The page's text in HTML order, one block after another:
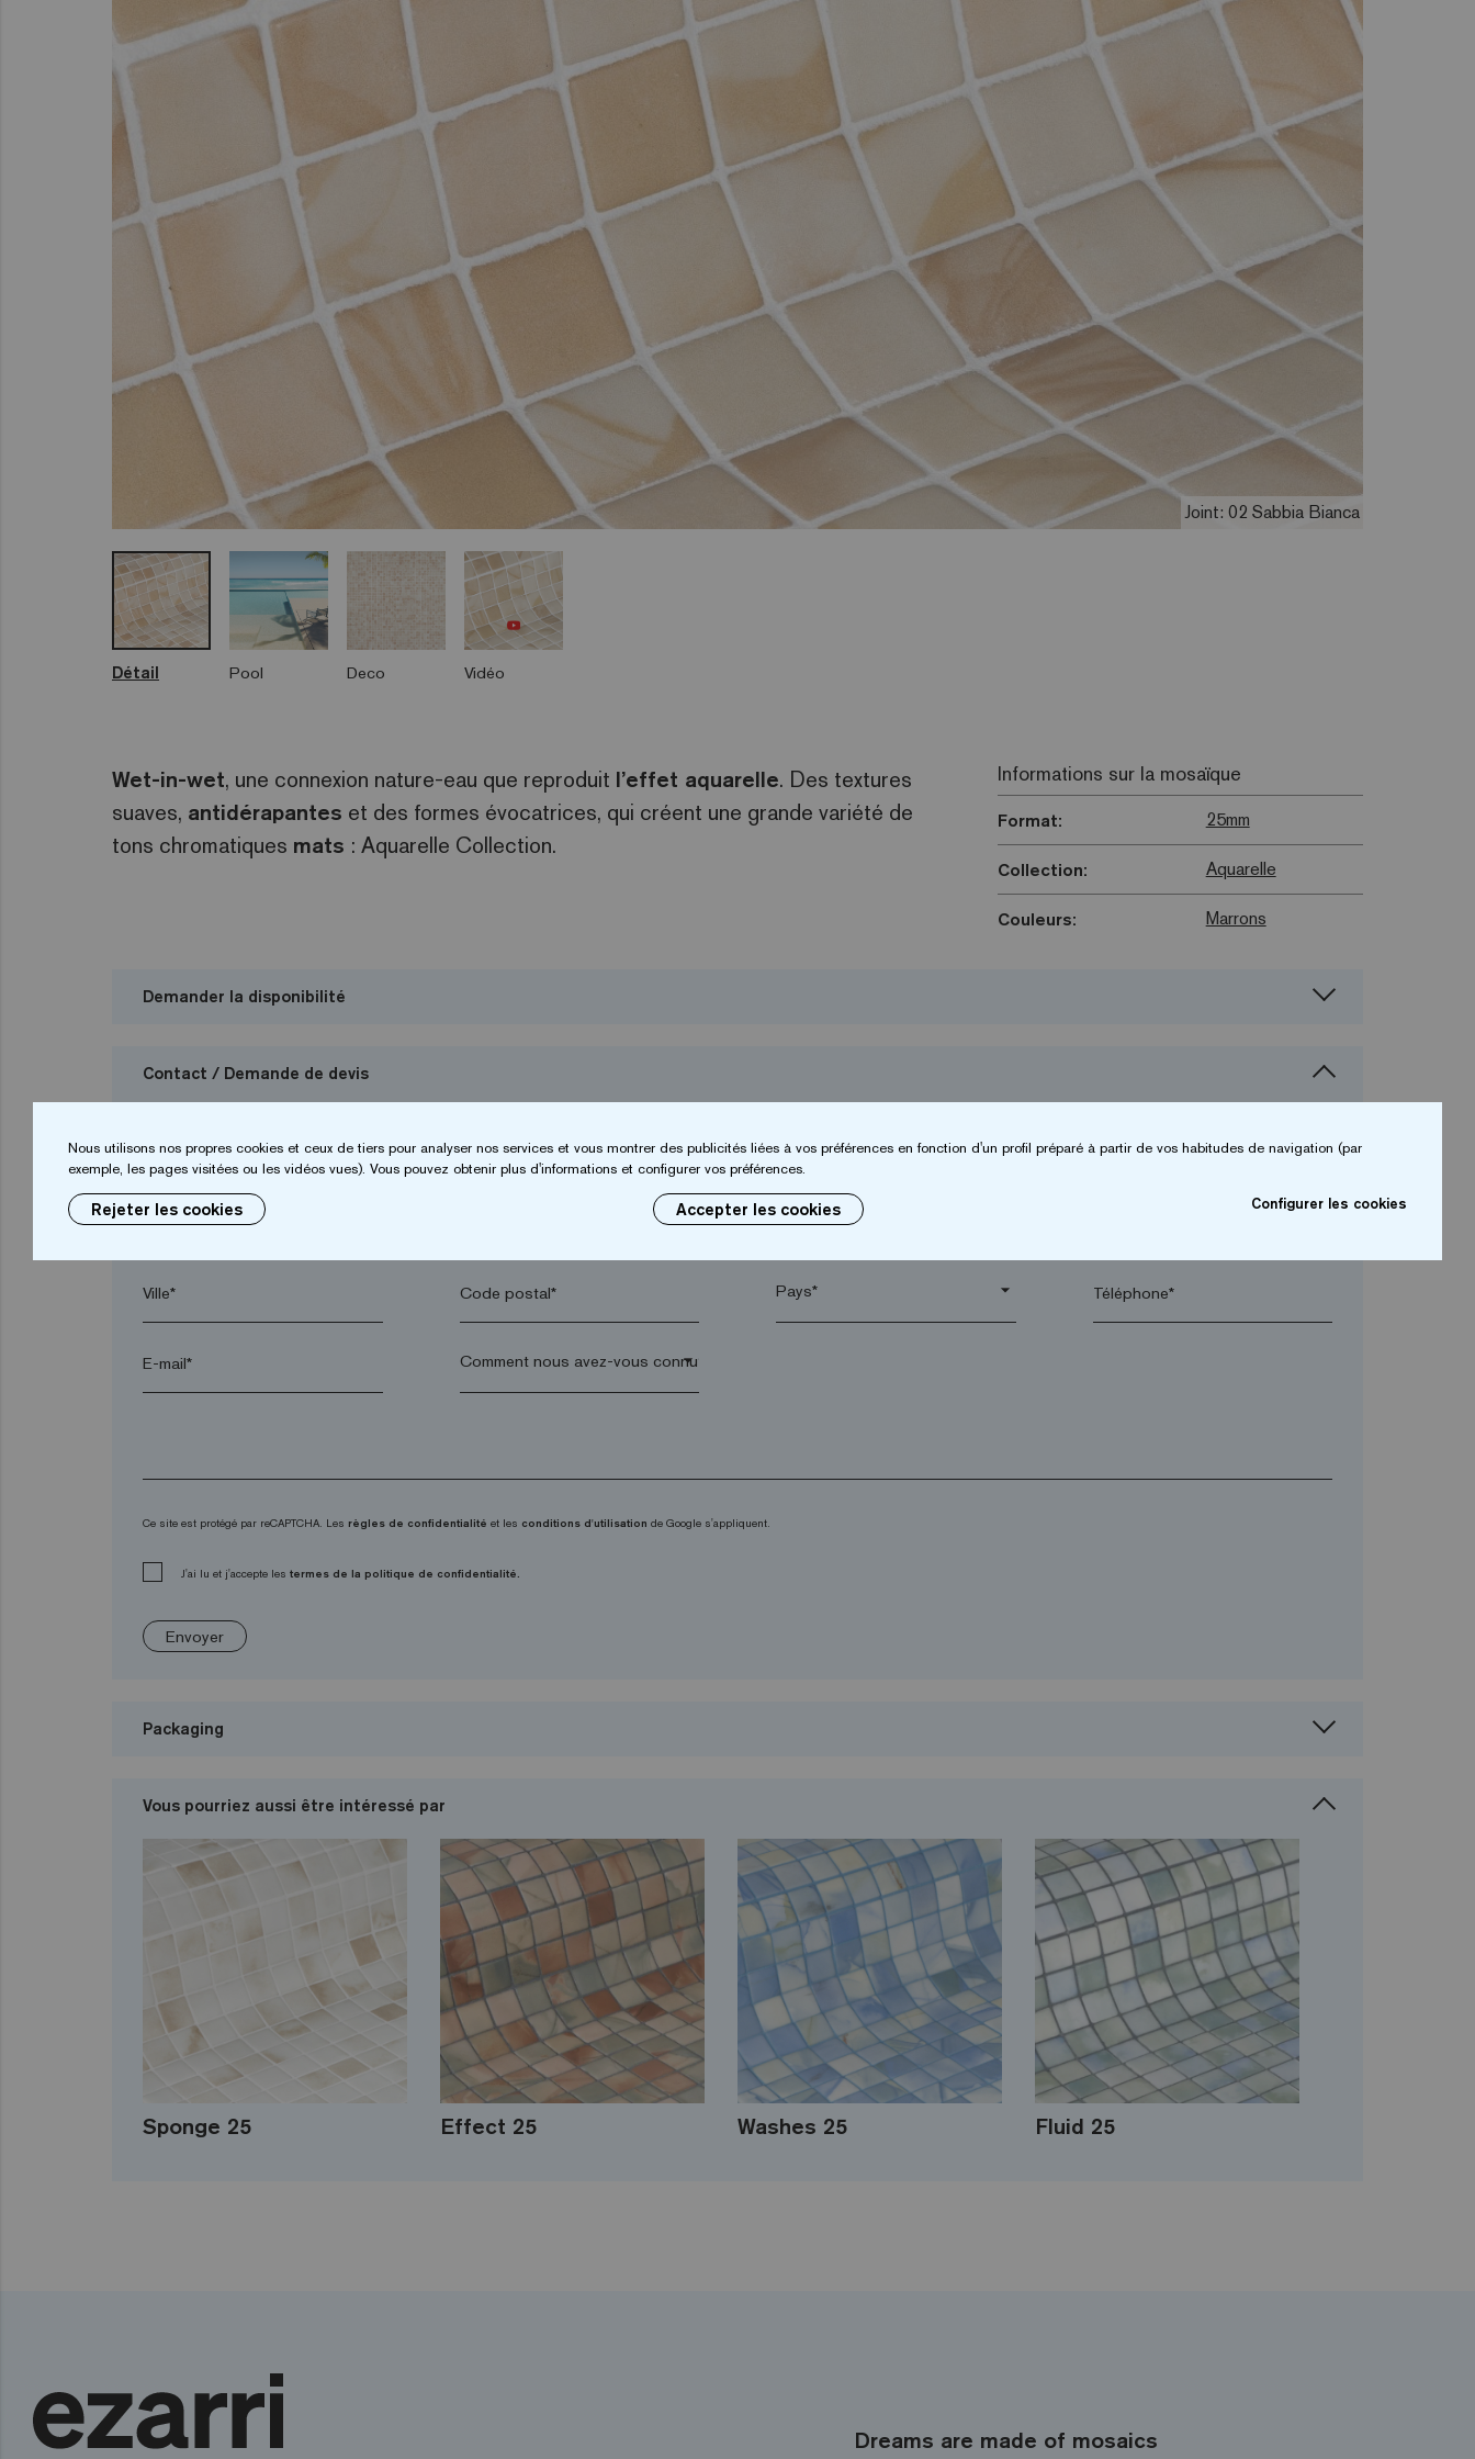
Joint: 02 Sabbia Bianca
Détail Pool Deco Vidéo
Wet-in-wet, une connexion nature-eau que reproduit l’effet aquarelle. Des textures
suaves, antidérapantes et des formes évocatrices, qui créent une grande variété de
tons chromatiques mats : Aquarelle Collection.
Informations sur la mosaïque
Format: 25mm
Collection: Aquarelle
Couleurs: Marrons
Demander la disponibilité
Contact / Demande de devis
Prénom* Entreprise*
Ville* Code postal* arrow_drop_down Téléphone*
E-mail* arrow_drop_down
Ce site est protégé par reCAPTCHA. Les règles de confidentialité et les conditions d'utilisation de Google s'appliquent.
J'ai lu et j'accepte les termes de la politique de confidentialité.
Envoyer
Packaging
Vous pourriez aussi être intéressé par
Sponge 25 Effect 25 Washes 25 Fluid 25
Dreams are made of mosaics
Nous utilisons nos propres cookies et ceux de tiers pour analyser nos services et vous montrer des publicités liées à vos préférences en fonction d'un profil préparé à partir de vos habitudes de navigation (par
exemple, les pages visitées ou les vidéos vues). Vous pouvez obtenir plus d'informations et configurer vos préférences.
Rejeter les cookies Accepter les cookies Configurer les cookies